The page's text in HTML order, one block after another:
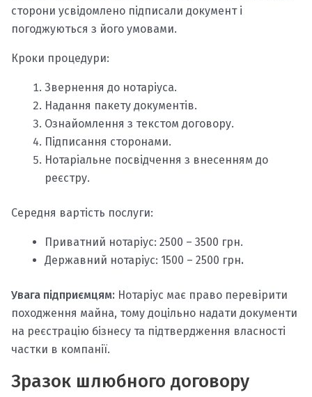
сторони усвідомлено підписали документ і
погоджуються з його умовами.
Кроки процедури:
Звернення до нотаріуса.
Надання пакету документів.
Ознайомлення з текстом договору.
Підписання сторонами.
Нотаріальне посвідчення з внесенням до
реєстру.
Середня вартість послуги:
Приватний нотаріус: 2500 – 3500 грн.
Державний нотаріус: 1500 – 2500 грн.
Увага підприємцям: Нотаріус має право перевірити
походження майна, тому доцільно надати документи
на реєстрацію бізнесу та підтвердження власності
частки в компанії.
Зразок шлюбного договору